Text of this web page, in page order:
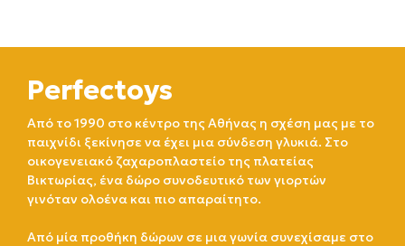
Perfectoys
Από το 1990 στο κέντρο της Αθήνας η σχέση μας με το
παιχνίδι ξεκίνησε να έχει μια σύνδεση γλυκιά. Στο
οικογενειακό ζαχαροπλαστείο της πλατείας
Βικτωρίας, ένα δώρο συνοδευτικό των γιορτών
γινόταν ολοένα και πιο απαραίτητο.
Από μία προθήκη δώρων σε μια γωνία συνεχίσαμε στο